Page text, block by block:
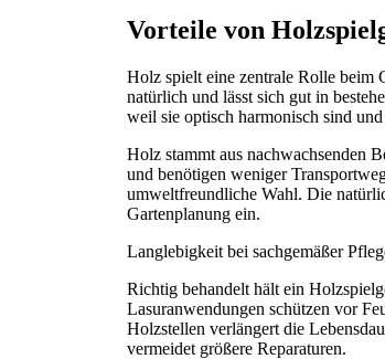
Vorteile von
Holz spielt eine zentrale Rolle beim
natürlich und lässt sich gut in
weil sie optisch harmonisch sind
Holz stammt aus nachwachsenden
und benötigen weniger
umweltfreundliche Wahl. Die
Gartenplanung ein.
Langlebigkeit bei sachgemäßer
Richtig behandelt hält ein
Lasuranwendungen schützen vor
Holzstellen verlängert die
vermeidet größere Reparaturen.